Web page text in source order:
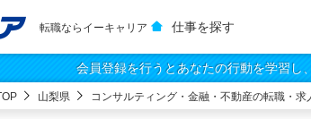
転職ならイーキャリア 仕事を探す
会員登録を行うとあなたの行動を学習し
山梨県 コンサルティング・金融・不動産の転職・求